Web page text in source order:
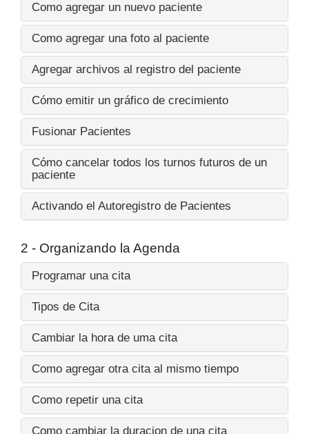
Como agregar un nuevo paciente
Como agregar una foto al paciente
Agregar archivos al registro del paciente
Cómo emitir un gráfico de crecimiento
Fusionar Pacientes
Cómo cancelar todos los turnos futuros de un
paciente
Activando el Autoregistro de Pacientes
2 - Organizando la Agenda
Programar una cita
Tipos de Cita
Cambiar la hora de uma cita
Como agregar otra cita al mismo tiempo
Como repetir una cita
Como cambiar la duracion de una cita